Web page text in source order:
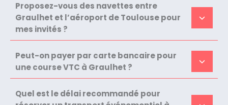
Proposez-vous des navettes entre
Graulhet et l’aéroport de Toulouse pour
mes invités ?
Peut-on payer par carte bancaire pour
une course VTC à Graulhet ?
Quel est le délai recommandé pour